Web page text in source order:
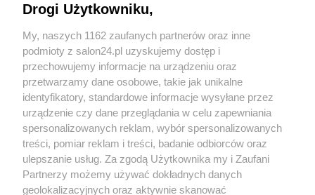
Sport
Społeczeństwo
Kultura
X Facebook Instagram Youtube
Drogi Użytkowniku,
My, naszych 1162 zaufanych partnerów oraz inne
podmioty z salon24.pl uzyskujemy dostęp i
przechowujemy informacje na urządzeniu oraz
przetwarzamy dane osobowe, takie jak unikalne
identyfikatory, standardowe informacje wysyłane przez
urządzenie czy dane przeglądania w celu zapewniania
spersonalizowanych reklam, wybór spersonalizowanych
treści, pomiar reklam i treści, badanie odbiorców oraz
ulepszanie usług. Za zgodą Użytkownika my i Zaufani
Partnerzy możemy używać dokładnych danych
geolokalizacyjnych oraz aktywnie skanować